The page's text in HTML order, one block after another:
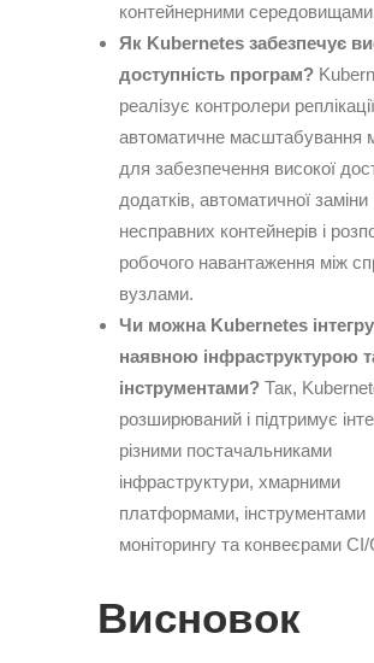
контейнерними
Як Kubernetes забезпечує
доступність програм?
реалізує контролери
автоматичне масштабування
для забезпечення високої
додатків, автоматичної заміни
несправних контейнерів і
робочого навантаження між
вузлами.
Чи можна Kubernetes
наявною інфраструктурою
інструментами? Так,
розширюваний і підтримує
різними постачальниками
інфраструктури, хмарними
платформами, інструментами
моніторингу та конвеєрами CI/
Висновок